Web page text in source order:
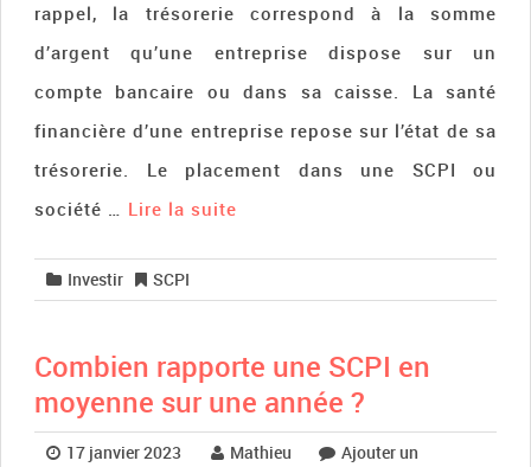
rappel, la trésorerie correspond à la somme
d’argent qu’une entreprise dispose sur un
compte bancaire ou dans sa caisse. La santé
financière d’une entreprise repose sur l’état de sa
trésorerie. Le placement dans une SCPI ou
société … Lire la suite­­
Investir SCPI
Combien rapporte une SCPI en
moyenne sur une année ?
17 janvier 2023 Mathieu
Ajouter un